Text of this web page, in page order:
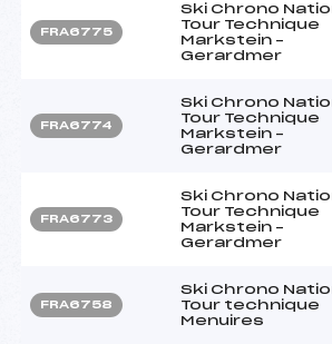
FRA6775
Ski Chrono
Tour Technique
Markstein –
Gerardmer
FRA6774
Ski Chrono
Tour Technique
Markstein –
Gerardmer
FRA6773
Ski Chrono
Tour Technique
Markstein –
Gerardmer
FRA6758
Ski Chrono
Tour technique
Menuires